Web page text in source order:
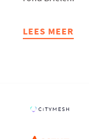
LEES MEER
ABOUT
IEPER-